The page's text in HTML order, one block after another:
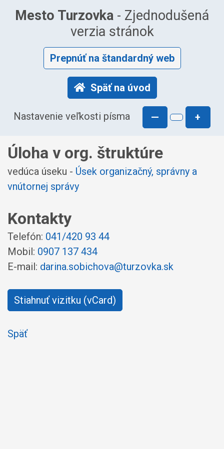
Mesto Turzovka - Zjednodušená
verzia stránok
Prepnúť na štandardný web
Späť na úvod
Nastavenie veľkosti písma — +
Úloha v org. štruktúre
vedúca úseku - Úsek organizačný, správny a
vnútornej správy
Kontakty
Telefón: 041/420 93 44
Mobil: 0907 137 434
E-mail: darina.sobichova@turzovka.sk
Stiahnuť vizitku (vCard)
Späť